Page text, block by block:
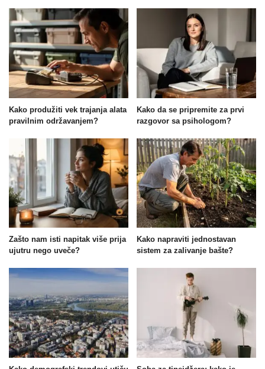
Kako produžiti vek trajanja alata
pravilnim održavanjem?
Kako da se pripremite za prvi
razgovor sa psihologom?
Zašto nam isti napitak više prija
ujutru nego uveče?
Kako napraviti jednostavan
sistem za zalivanje bašte?